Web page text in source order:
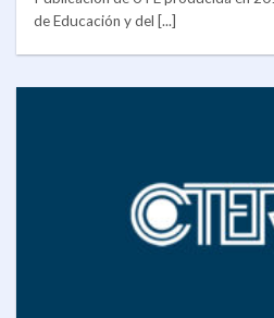
de Educación y del [...]